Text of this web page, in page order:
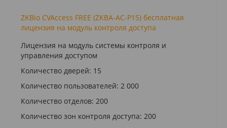
ZKBio CVAccess FREE (ZKBA-AC-P15) бесплатная
лицензия на модуль контроля доступа
Лицензия на модуль системы контроля и
управления доступом
Количество дверей: 15
Количество пользователей: 2 000
Количество отделов: 200
Количество зон контроля доступа: 200